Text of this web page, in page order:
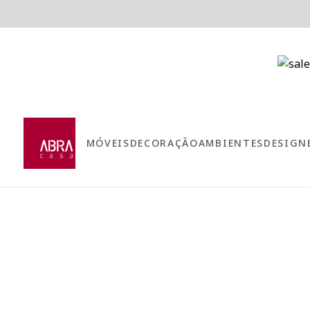
MÓVEISDECORAÇÃOAMBIENTES